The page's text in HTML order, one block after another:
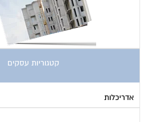
קטגוריות עסקים
אדריכלות